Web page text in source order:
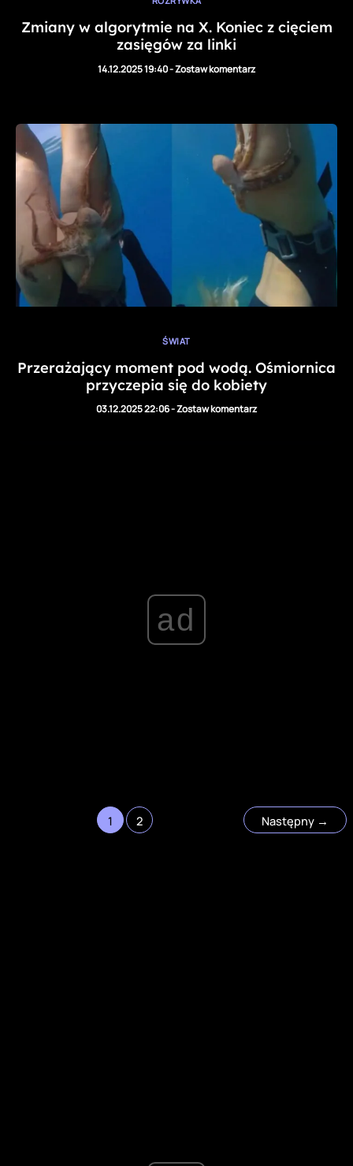
Zmiany w algorytmie na X. Koniec z cięciem
zasięgów za linki
14.12.2025 19:40-Zostaw komentarz
ŚWIAT
Przerażający moment pod wodą. Ośmiornica
przyczepia się do kobiety
03.12.2025 22:06-Zostaw komentarz
ad
1 2 Następny →